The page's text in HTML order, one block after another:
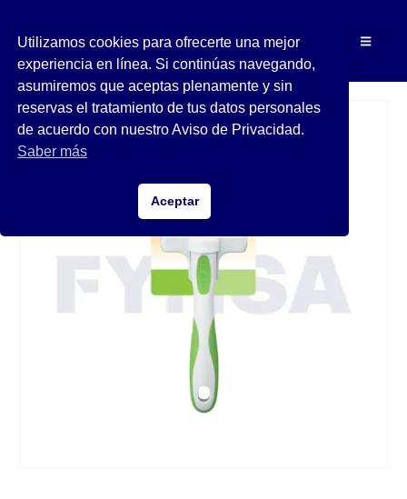
Utilizamos cookies para ofrecerte una mejor
experiencia en línea. Si continúas navegando,
asumiremos que aceptas plenamente y sin
reservas el tratamiento de tus datos personales
de acuerdo con nuestro Aviso de Privacidad.
Saber más
Aceptar